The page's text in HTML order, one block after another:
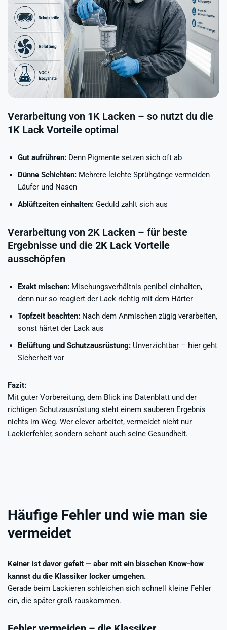
Verarbeitung von 1K Lacken – so nutzt du die
1K Lack Vorteile optimal
Gut aufrühren: Denn Pigmente setzen sich oft ab
Dünne Schichten: Mehrere leichte Sprühgänge vermeiden
Läufer und Nasen
Ablüftzeiten einhalten: Geduld zahlt sich aus
Verarbeitung von 2K Lacken – für beste
Ergebnisse und die 2K Lack Vorteile
ausschöpfen
Exakt mischen: Mischungsverhältnis penibel einhalten,
denn nur so reagiert der Lack richtig mit dem Härter
Topfzeit beachten: Nach dem Anmischen zügig verarbeiten,
sonst härtet der Lack aus
Belüftung und Schutzausrüstung: Unverzichtbar – hier geht
Sicherheit vor
Fazit:
Mit guter Vorbereitung, dem Blick ins Datenblatt und der
richtigen Schutzausrüstung steht einem sauberen Ergebnis
nichts im Weg. Wer clever arbeitet, vermeidet nicht nur
Lackierfehler, sondern schont auch seine Gesundheit.
Häufige Fehler und wie man sie
vermeidet
Keiner ist davor gefeit — aber mit ein bisschen Know-how
kannst du die Klassiker locker umgehen.
Gerade beim Lackieren schleichen sich schnell kleine Fehler
ein, die später groß rauskommen.